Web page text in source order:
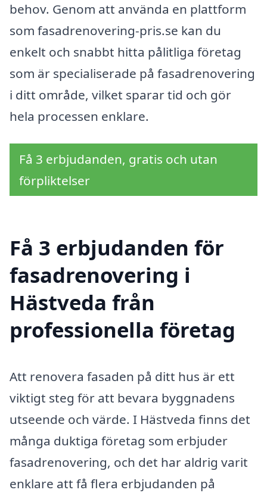
behov. Genom att använda en plattform
som fasadrenovering-pris.se kan du
enkelt och snabbt hitta pålitliga företag
som är specialiserade på fasadrenovering
i ditt område, vilket sparar tid och gör
hela processen enklare.
Få 3 erbjudanden, gratis och utan
förpliktelser
Få 3 erbjudanden för
fasadrenovering i
Hästveda från
professionella företag
Att renovera fasaden på ditt hus är ett
viktigt steg för att bevara byggnadens
utseende och värde. I Hästveda finns det
många duktiga företag som erbjuder
fasadrenovering, och det har aldrig varit
enklare att få flera erbjudanden på